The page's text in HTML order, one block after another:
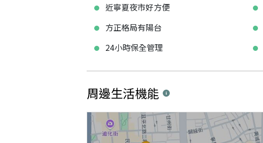
近寧夏夜市好方便
方正格局有陽台
24小時保全管理
周邊生活機能